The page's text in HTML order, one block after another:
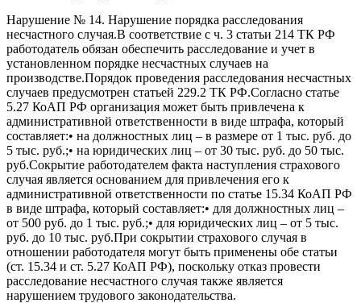
Нарушение № 14. Нарушение порядка расследования
несчастного случая.В соответствие с ч. 3 статьи 214 ТК РФ
работодатель обязан обеспечить расследование и учет в
установленном порядке несчастных случаев на
производстве.Порядок проведения расследования несчастных
случаев предусмотрен статьей 229.2 ТК РФ.Согласно статье
5.27 КоАП РФ организация может быть привлечена к
административной ответственности в виде штрафа, который
составляет:• на должностных лиц – в размере от 1 тыс. руб. до
5 тыс. руб.;• на юридических лиц – от 30 тыс. руб. до 50 тыс.
руб.Сокрытие работодателем факта наступления страхового
случая является основанием для привлечения его к
административной ответственности по статье 15.34 КоАП РФ
в виде штрафа, который составляет:• для должностных лиц –
от 500 руб. до 1 тыс. руб.;• для юридических лиц – от 5 тыс.
руб. до 10 тыс. руб.При сокрытии страхового случая в
отношении работодателя могут быть применены обе статьи
(ст. 15.34 и ст. 5.27 КоАП РФ), поскольку отказ провести
расследование несчастного случая также является
нарушением трудового законодательства.